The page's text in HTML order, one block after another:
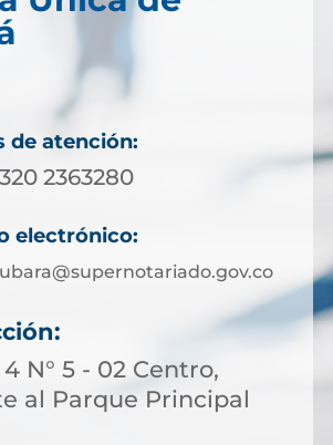
de atención:
2363280
electrónico:
N° 5 - 02 Centro,
al Parque Principal